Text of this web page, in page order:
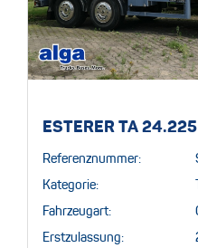
ESTERER TA 24.225
Referenznummer:
Kategorie:
Fahrzeugart:
Erstzulassung: